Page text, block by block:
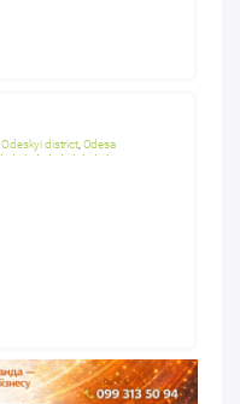
,Odeskyi district, Odesa